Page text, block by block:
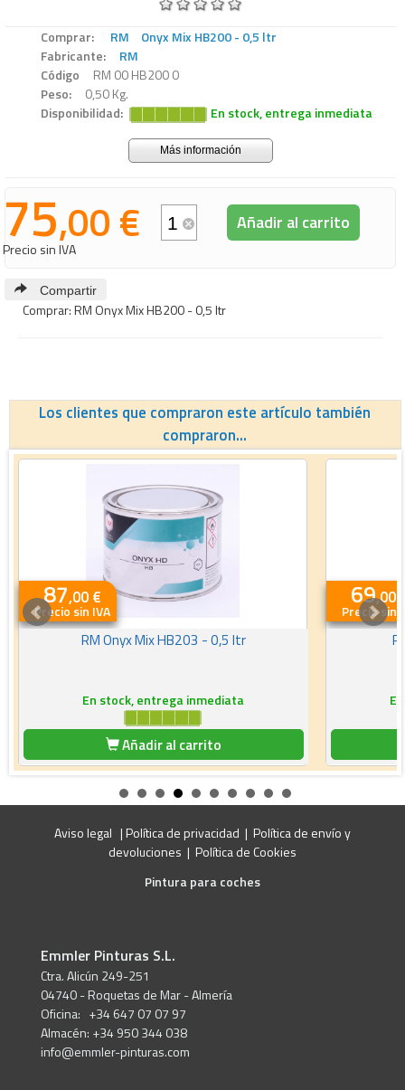
Comprar: RM
Onyx Mix HB200 - 0,5 ltr
Fabricante:
RM
Código
RM 00 HB200 0
Peso:
0,50 Kg.
Disponibilidad:
En stock, entrega inmediata
Más información
75,00 €
Precio sin IVA
Añadir al carrito
Compartir
Comprar: RM Onyx Mix HB200 - 0,5 ltr
Los clientes que compraron este artículo también
compraron...
87,00 €
Precio sin IVA
En stock, entrega inmediata
RM Onyx Mix HB203 - 0,5 ltr
Añadir al carrito
69,00
Precio sin
Aviso legal |Política de privacidad | Política de envío y
devoluciones | Política de Cookies
Pintura para coches
Emmler Pinturas S.L.
Ctra. Alicún 249-251
04740 - Roquetas de Mar - Almería
Oficina: +34 647 07 07 97
Almacén: +34 950 344 038
info@emmler-pinturas.com